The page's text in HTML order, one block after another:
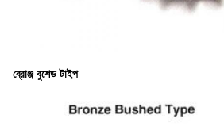
ব্রোঞ্জ বুশেড টাইপ